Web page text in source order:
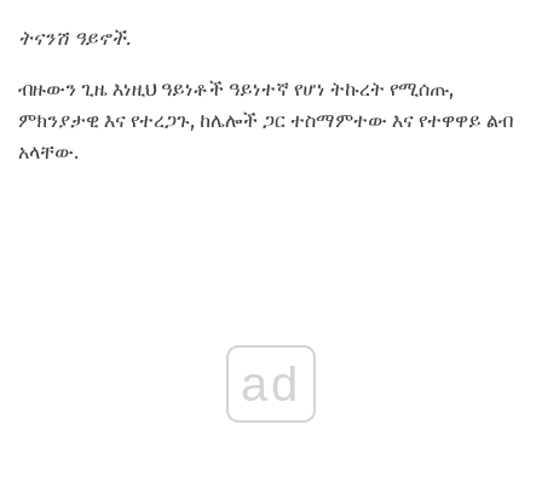
ትናንሽ ዓይኖች.
ብዙውን ጊዜ እነዚህ ዓይነቶች ዓይነተኛ የሆነ ትኩረት የሚሰጡ,
ምክንያታዊ እና የተረጋጉ, ከሌሎች ጋር ተስማምተው እና የተዋዋይ ልብ
አላቸው.
ad